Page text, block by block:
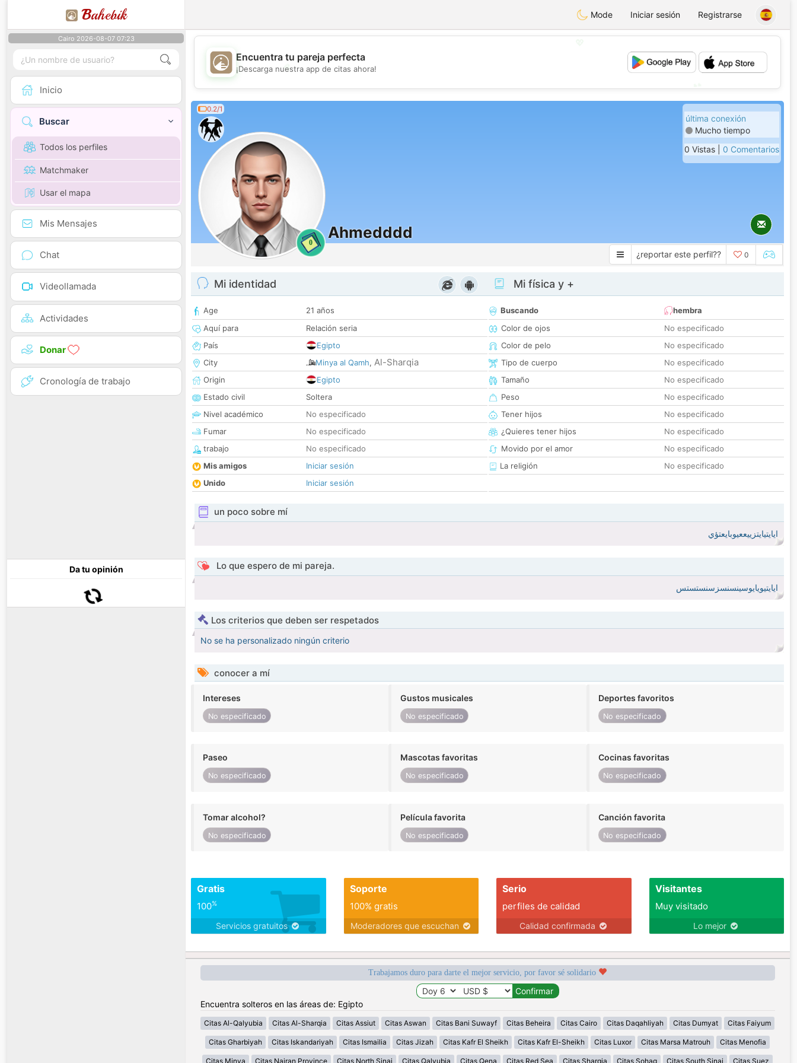
Bahebik Mode Iniciar sesión Registrarse
Cairo 2026-08-07 07:23
Inicio
Buscar
Todos los perfiles
Matchmaker
Usar el mapa
Mis Mensajes
Chat
Videollamada
Actividades
Donar
Cronología de trabajo
Da tu opinión
💖
💕
Encuentra tu pareja perfecta
¡Descarga nuestra app de citas ahora!
0.2/1
0
Ahmedddd
última conexión
Mucho tiempo
0 Vistas | 0 Comentarios
¿reportar este perfil?? 0
Mi identidad
Age
21 años
Aquí para
Relación seria
País
Egipto
City
Minya al Qamh, Al-Sharqia
Origin
Egipto
Estado civil
Soltera
Nivel académico
No especificado
Fumar
No especificado
trabajo
No especificado
Mis amigos
Iniciar sesión
Unido
Iniciar sesión
Mi física y +
Buscando
hembra
Color de ojos
No especificado
Color de pelo
No especificado
Tipo de cuerpo
No especificado
Tamaño
No especificado
Peso
No especificado
Tener hijos
No especificado
¿Quieres tener hijos
No especificado
Movido por el amor
No especificado
La religión
No especificado
un poco sobre mí
ايايتيايتزييععيوبايعتؤي
Lo que espero de mi pareja.
ايايتيويايوسينسنسزسنستستس
Los criterios que deben ser respetados
No se ha personalizado ningún criterio
conocer a mí
Intereses
No especificado
Gustos musicales
No especificado
Deportes favoritos
No especificado
Paseo
No especificado
Mascotas favoritas
No especificado
Cocinas favoritas
No especificado
Tomar alcohol?
No especificado
Película favorita
No especificado
Canción favorita
No especificado
Gratis
100%
Servicios gratuitos
Soporte
100% gratis
Moderadores que escuchan
Serio
perfiles de calidad
Calidad confirmada
Visitantes
Muy visitado
Lo mejor
Trabajamos duro para darte el mejor servicio, por favor sé solidario
Encuentra solteros en las áreas de: Egipto
Citas Al-Qalyubia Citas Al-Sharqia Citas Assiut Citas Aswan Citas Bani Suwayf Citas Beheira Citas Cairo Citas Daqahliyah Citas Dumyat Citas Faiyum
Citas Gharbiyah Citas Iskandariyah Citas Ismailia Citas Jizah Citas Kafr El Sheikh Citas Kafr El-Sheikh Citas Luxor Citas Marsa Matrouh Citas Menofia
Citas Minya Citas Najran Province Citas North Sinai Citas Qalyubia Citas Qena Citas Red Sea Citas Sharqia Citas Sohag Citas South Sinai Citas Suez